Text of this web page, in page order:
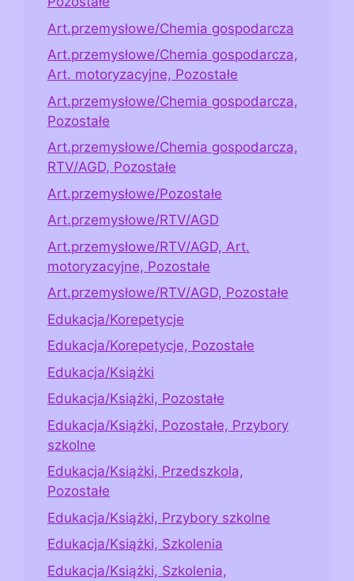
Art.przemysłowe/Chemia gospodarcza
Art.przemysłowe/Chemia gospodarcza,
Art. motoryzacyjne, Pozostałe
Art.przemysłowe/Chemia gospodarcza,
Pozostałe
Art.przemysłowe/Chemia gospodarcza,
RTV/AGD, Pozostałe
Art.przemysłowe/Pozostałe
Art.przemysłowe/RTV/AGD
Art.przemysłowe/RTV/AGD, Art.
motoryzacyjne, Pozostałe
Art.przemysłowe/RTV/AGD, Pozostałe
Edukacja/Korepetycje
Edukacja/Korepetycje, Pozostałe
Edukacja/Książki
Edukacja/Książki, Pozostałe
Edukacja/Książki, Pozostałe, Przybory
szkolne
Edukacja/Książki, Przedszkola,
Pozostałe
Edukacja/Książki, Przybory szkolne
Edukacja/Książki, Szkolenia
Edukacja/Książki, Szkolenia,